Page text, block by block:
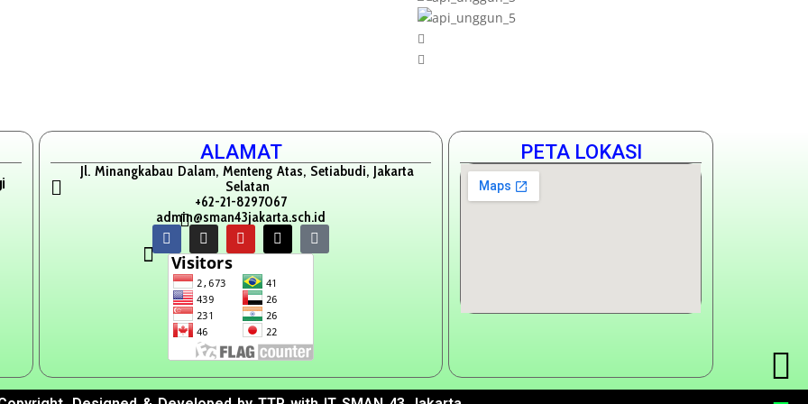
ALAMAT
Jl. Minangkabau Dalam, Menteng Atas, Setiabudi, Jakarta
Selatan
+62-21-8297067
admin@sman43jakarta.sch.id
PETA LOKASI